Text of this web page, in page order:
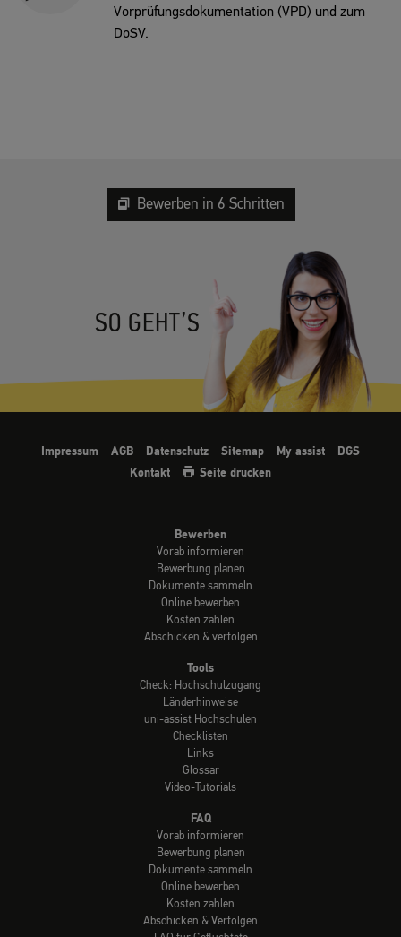
Vorprüfungsdokumentation (VPD) und zum
DoSV.
Bewerben in 6 Schritten
SO GEHT’S
Impressum AGB Datenschutz Sitemap My assist
DGS
Kontakt
Seite drucken
Bewerben
Vorab informieren
Bewerbung planen
Dokumente sammeln
Online bewerben
Kosten zahlen
Abschicken & verfolgen
Tools
Check: Hochschulzugang
Länderhinweise
uni-assist Hochschulen
Checklisten
Links
Glossar
Video-Tutorials
FAQ
Vorab informieren
Bewerbung planen
Dokumente sammeln
Online bewerben
Kosten zahlen
Abschicken & Verfolgen